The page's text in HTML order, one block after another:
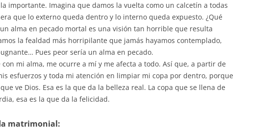
importante. Imagina que damos la vuelta como un calcetín a todas
que lo externo queda dentro y lo interno queda expuesto. ¿Qué
alma en pecado mortal es una visión tan horrible que resulta
la fealdad más horripilante que jamás hayamos contemplado,
Pues peor sería un alma en pecado.
mi alma, me ocurre a mí y me afecta a todo. Así que, a partir de
esfuerzos y toda mi atención en limpiar mi copa por dentro, porque
ve Dios. Esa es la que da la belleza real. La copa que se llena de
esa es la que da la felicidad.
matrimonial: